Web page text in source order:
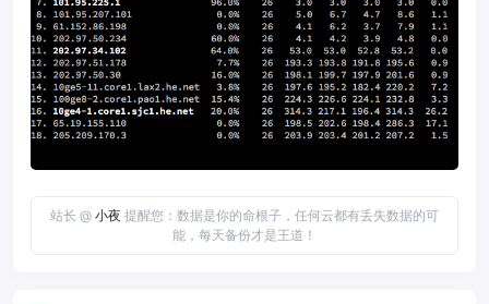
站长 @ 小夜 提醒您：数据是你的命根子，任何云都有丢失数据的可
能，每天备份才是王道！